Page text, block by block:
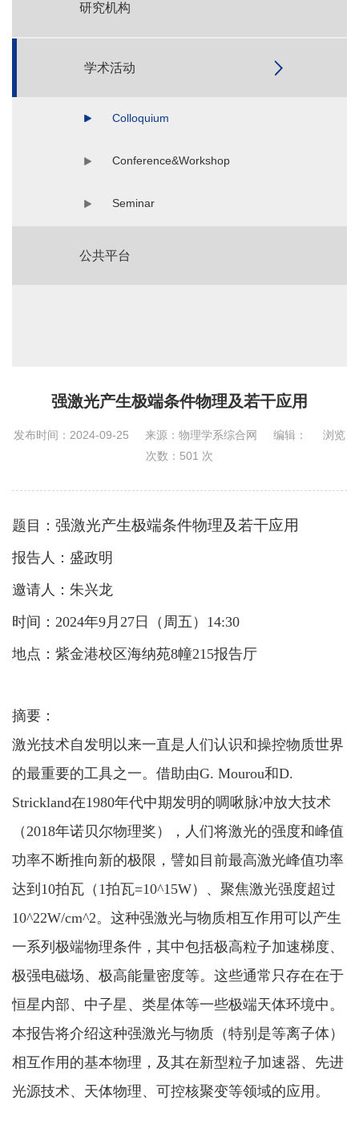
研究机构
学术活动
Colloquium
Conference&Workshop
Seminar
公共平台
强激光产生极端条件物理及若干应用
发布时间：2024-09-25 来源：物理学系综合网 编辑：
浏览
次数： 501 次
题目： 强激光产生极端条件物理及若干应用
报告人： 盛政明
邀请人：朱兴龙
时间： 2024年9月27日（周五）14:30
地点：紫金港校区海纳苑8幢215报告厅
摘要：
激光技术自发明以来一直是人们认识和操控物质世界
的最重要的工具之一。借助由G. Mourou和D.
Strickland在1980年代中期发明的啁啾脉冲放大技术
（2018年诺贝尔物理奖）
，人们将激光的强度和峰值
功率不断推向新的极限，譬如目前最高激光峰值功率
达到 10拍瓦（ 1拍瓦=10^15W）、聚焦激光强度超过
10^22W/cm^2。这种强激光与物质相互作用可以产生
一系列极端物理条件，其中包括极高粒子加速梯度、
极强电磁场、 极高能量密度等。这些通常只存在在于
恒星内部、 中子星、 类星体等一些极端天体环境中。
本报告将介绍这种强激光与物质（特别是等离子体）
相互作用的基本物理，及其在新型粒子加速器、先进
光源技术、天体物理、可控核聚变等领域的应用。